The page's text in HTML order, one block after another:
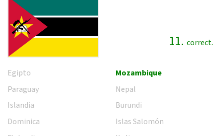
11. correct.
Egipto
Paraguay
Islandia
Dominica
Mozambique
Nepal
Burundi
Islas Salomón